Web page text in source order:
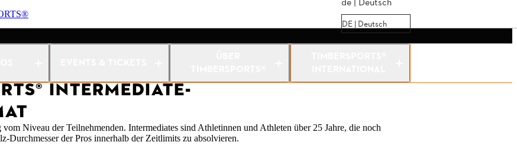
DE | Deutsch
INTERMEDIATE-
Niveau der Teilnehmenden. Intermediates sind Athletinnen und Athleten über 25 Jahre, die noch
Durchmesser der Pros innerhalb der Zeitlimits zu absolvieren.